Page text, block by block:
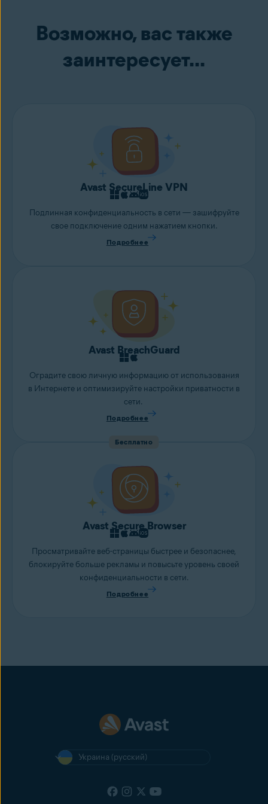
вредоносные программы и другие угрозы, попробуйте
использоватьAvast Free Antivirus
Возможно, вас также
заинтересует...
Avast SecureLine VPN
Подлинная конфиденциальность в сети — зашифруйте
свое подключение одним нажатием кнопки.
Подробнее
Avast BreachGuard
Оградите свою личную информацию от использования
в Интернете и оптимизируйте настройки приватности в
сети.
Подробнее
Бесплатно
Avast Secure Browser
Просматривайте веб-страницы быстрее и безопаснее,
блокируйте больше рекламы и повысьте уровень своей
конфиденциальности в сети.
Подробнее
Украина (русский)